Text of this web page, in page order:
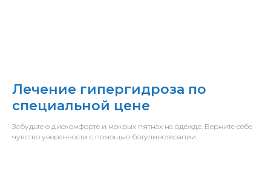
Лечение гипергидроза по
специальной цене
Забудьте о дискомфорте и мокрых пятнах на одежде. Верните себе
чувство уверенности с помощью ботулинотерапии.